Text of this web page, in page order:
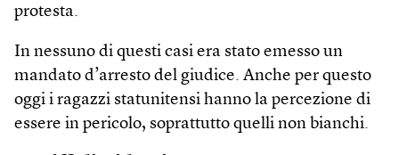
protesta.
In nessuno di questi casi era stato emesso un
mandato d’arresto del giudice. Anche per questo
oggi i ragazzi statunitensi hanno la percezione di
essere in pericolo, soprattutto quelli non bianchi.